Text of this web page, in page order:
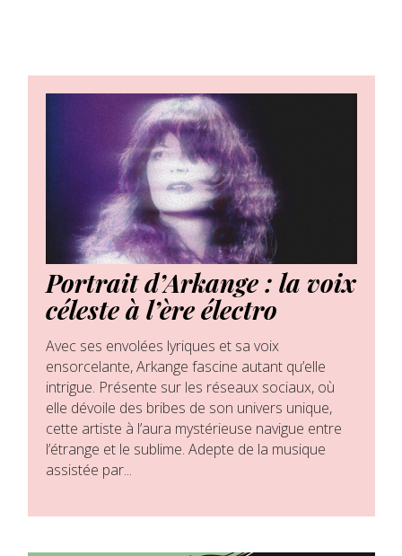
Portrait d’Arkange : la voix
céleste à l’ère électro
Avec ses envolées lyriques et sa voix
ensorcelante, Arkange fascine autant qu’elle
intrigue. Présente sur les réseaux sociaux, où
elle dévoile des bribes de son univers unique,
cette artiste à l’aura mystérieuse navigue entre
l’étrange et le sublime. Adepte de la musique
assistée par...